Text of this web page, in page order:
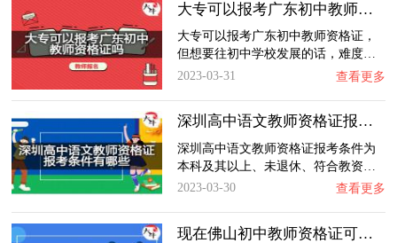
大专可以报考广东初中教师资格证吗？
大专可以报考广东初中教师资格证，
但想要往初中学校发展的话，难度…
2023-03-31
查看更多
深圳高中语文教师资格证报考条件有哪些？
深圳高中语文教师资格证报考条件为
本科及其以上、未退休、符合教资…
2023-03-30
查看更多
现在佛山初中教师资格证可以教小学吗？